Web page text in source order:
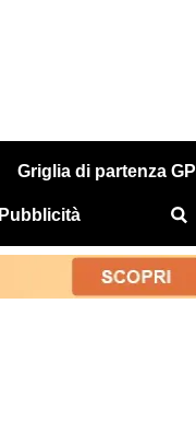
Griglia di partenza GP
Pubblicità